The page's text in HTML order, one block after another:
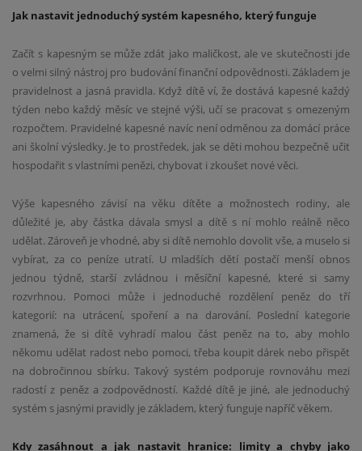
Jak nastavit jednoduchý systém kapesného, který funguje
Začít s kapesným se může zdát jako maličkost, ale ve skutečnosti jde
o velmi silný nástroj pro budování finanční odpovědnosti. Základem je
pravidelnost a jasná pravidla. Když dítě ví, že dostává kapesné každý
týden nebo každý měsíc ve stejné výši, učí se pracovat s omezeným
rozpočtem. Pravidelné kapesné navíc není odměnou za domácí práce
ani školní výsledky. Je to prostředek, jak se děti mohou bezpečně učit
hospodařit s vlastními penězi, chybovat i zkoušet nové věci.
Výše kapesného závisí na věku dítěte a možnostech rodiny, ale
důležité je, aby částka dávala smysl a dítě s ní mohlo reálně něco
udělat. Zároveň je vhodné, aby si dítě nemohlo dovolit vše, a muselo si
vybírat, za co peníze utratí. U mladších dětí postačí menší obnos
jednou týdně, starší zvládnou i měsíční kapesné, které si samy
rozvrhnou. Pomoci může i jednoduché rozdělení peněz do tří
kategorií: na utrácení, spoření a na darování. Poslední kategorie
znamená, že si dítě vyhradí malou část peněz na to, aby mohlo
někomu udělat radost nebo pomoci, třeba koupit dárek nebo přispět
na dobročinnou sbírku. Takový systém podporuje rovnováhu mezi
radostí z peněz a zodpovědností. Každé dítě je jiné, ale jednoduchý
systém s jasnými pravidly je základem, který funguje napříč věkem.
Kdy zasáhnout a jak nastavit hranice: limity a chyby jako